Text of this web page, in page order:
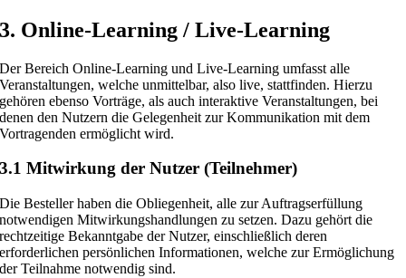
3. Online-Learning / Live-Learning
Der Bereich Online-Learning und Live-Learning umfasst alle
Veranstaltungen, welche unmittelbar, also live, stattfinden. Hierzu
gehören ebenso Vorträge, als auch interaktive Veranstaltungen, bei
denen den Nutzern die Gelegenheit zur Kommunikation mit dem
Vortragenden ermöglicht wird.
3.1 Mitwirkung der Nutzer (Teilnehmer)
Die Besteller haben die Obliegenheit, alle zur Auftragserfüllung
notwendigen Mitwirkungs­handlungen zu setzen. Dazu gehört die
rechtzeitige Bekanntgabe der Nutzer, einschließlich deren
erforderlichen persönlichen Informationen, welche zur Ermöglichung
der Teilnahme notwendig sind.